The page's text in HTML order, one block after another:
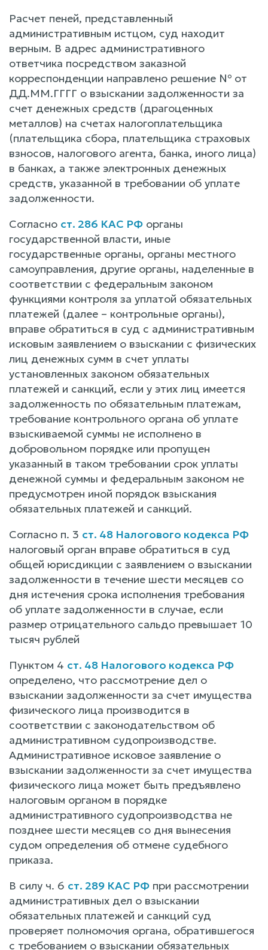
Расчет пеней, представленный
административным истцом, суд находит
верным. В адрес административного
ответчика посредством заказной
корреспонденции направлено решение № от
ДД.ММ.ГГГГ о взыскании задолженности за
счет денежных средств (драгоценных
металлов) на счетах налогоплательщика
(плательщика сбора, плательщика страховых
взносов, налогового агента, банка, иного лица)
в банках, а также электронных денежных
средств, указанной в требовании об уплате
задолженности.
Согласно ст. 286 КАС РФ органы
государственной власти, иные
государственные органы, органы местного
самоуправления, другие органы, наделенные в
соответствии с федеральным законом
функциями контроля за уплатой обязательных
платежей (далее – контрольные органы),
вправе обратиться в суд с административным
исковым заявлением о взыскании с физических
лиц денежных сумм в счет уплаты
установленных законом обязательных
платежей и санкций, если у этих лиц имеется
задолженность по обязательным платежам,
требование контрольного органа об уплате
взыскиваемой суммы не исполнено в
добровольном порядке или пропущен
указанный в таком требовании срок уплаты
денежной суммы и федеральным законом не
предусмотрен иной порядок взыскания
обязательных платежей и санкций.
Согласно п. 3 ст. 48 Налогового кодекса РФ
налоговый орган вправе обратиться в суд
общей юрисдикции с заявлением о взыскании
задолженности в течение шести месяцев со
дня истечения срока исполнения требования
об уплате задолженности в случае, если
размер отрицательного сальдо превышает 10
тысяч рублей
Пунктом 4 ст. 48 Налогового кодекса РФ
определено, что рассмотрение дел о
взыскании задолженности за счет имущества
физического лица производится в
соответствии с законодательством об
административном судопроизводстве.
Административное исковое заявление о
взыскании задолженности за счет имущества
физического лица может быть предъявлено
налоговым органом в порядке
административного судопроизводства не
позднее шести месяцев со дня вынесения
судом определения об отмене судебного
приказа.
В силу ч. 6 ст. 289 КАС РФ при рассмотрении
административных дел о взыскании
обязательных платежей и санкций суд
проверяет полномочия органа, обратившегося
с требованием о взыскании обязательных